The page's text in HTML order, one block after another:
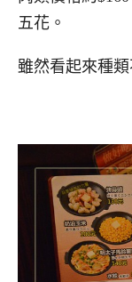
五花。
雖然看起來種